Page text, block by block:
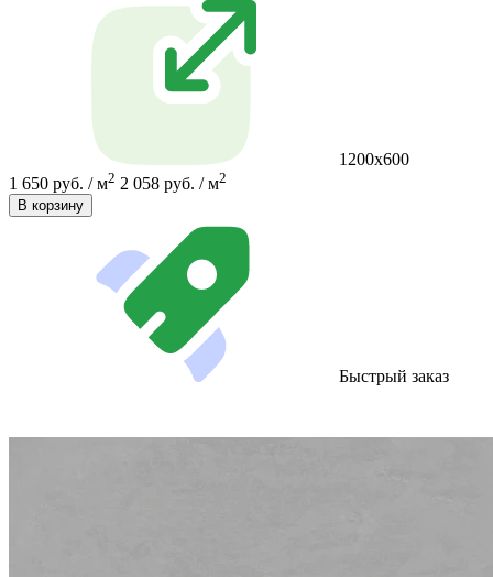
1200х600
1 650 руб. / м2 2 058 руб. / м2
В корзину
Быстрый заказ